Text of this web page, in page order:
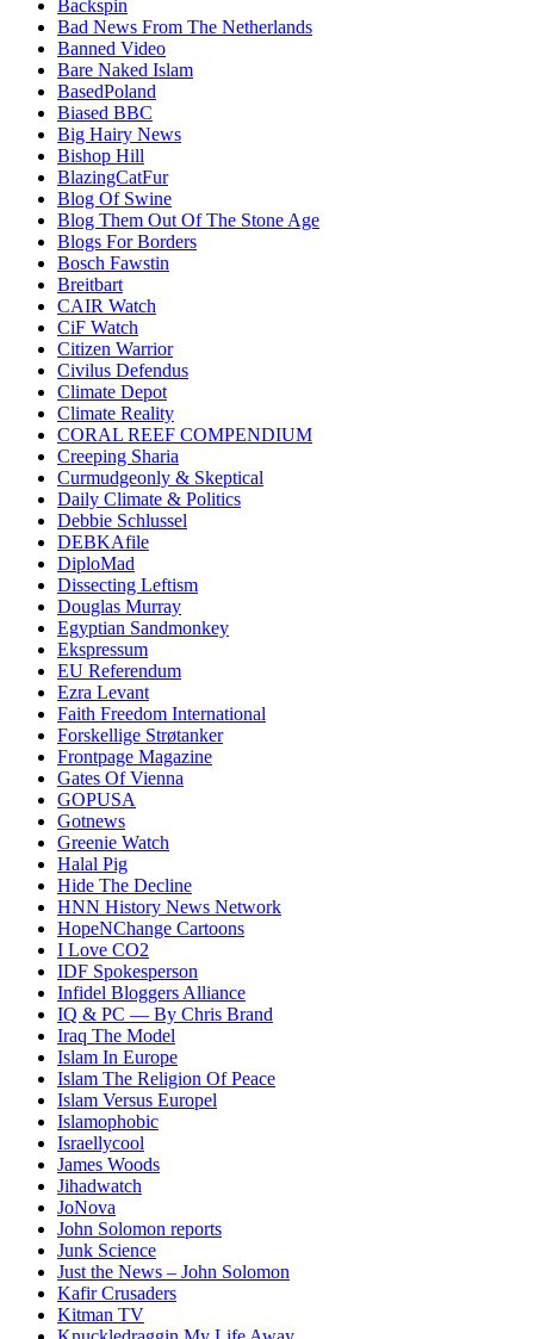
Backspin
Bad News From The Netherlands
Banned Video
Bare Naked Islam
BasedPoland
Biased BBC
Big Hairy News
Bishop Hill
BlazingCatFur
Blog Of Swine
Blog Them Out Of The Stone Age
Blogs For Borders
Bosch Fawstin
Breitbart
CAIR Watch
CiF Watch
Citizen Warrior
Civilus Defendus
Climate Depot
Climate Reality
CORAL REEF COMPENDIUM
Creeping Sharia
Curmudgeonly & Skeptical
Daily Climate & Politics
Debbie Schlussel
DEBKAfile
DiploMad
Dissecting Leftism
Douglas Murray
Egyptian Sandmonkey
Ekspressum
EU Referendum
Ezra Levant
Faith Freedom International
Forskellige Strøtanker
Frontpage Magazine
Gates Of Vienna
GOPUSA
Gotnews
Greenie Watch
Halal Pig
Hide The Decline
HNN History News Network
HopeNChange Cartoons
I Love CO2
IDF Spokesperson
Infidel Bloggers Alliance
IQ & PC — By Chris Brand
Iraq The Model
Islam In Europe
Islam The Religion Of Peace
Islam Versus Europel
Islamophobic
Israellycool
James Woods
Jihadwatch
JoNova
John Solomon reports
Junk Science
Just the News – John Solomon
Kafir Crusaders
Kitman TV